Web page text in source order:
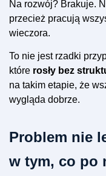
Na rozwój? Brakuje.
przecież pracują
wieczora.
To nie jest rzadki
które rosły bez
na takim etapie, że
wygląda dobrze.
Problem nie
w tym, co po